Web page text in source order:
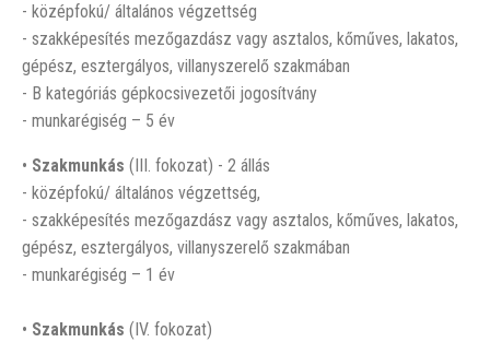
- középfokú/ általános végzettség
- szakképesítés mezőgazdász vagy asztalos, kőműves, lakatos,
gépész, esztergályos, villanyszerelő szakmában
- B kategóriás gépkocsivezetői jogosítvány
- munkarégiség – 5 év
• Szakmunkás (III. fokozat) - 2 állás
- középfokú/ általános végzettség,
- szakképesítés mezőgazdász vagy asztalos, kőműves, lakatos,
gépész, esztergályos, villanyszerelő szakmában
- munkarégiség – 1 év
• Szakmunkás (IV. fokozat)